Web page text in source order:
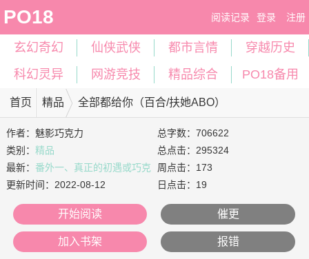
PO18 阅读记录 登录 注册
玄幻奇幻 仙侠武侠 都市言情
穿越历史
科幻灵异
网游竞技 精品综合 PO18备用
首页 精品 全部都给你（百合/扶她ABO）
作者： 魅影巧克力
类别：精品
最新： 番外一、真正的初遇或巧克
力糖（二/二）
更新时间： 2022-08-12
总字数：706622
总点击：295324
周点击：173
日点击：19
开始阅读 催更
加入书架 报错